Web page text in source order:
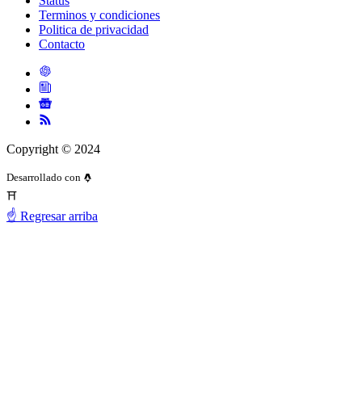
Terminos y condiciones
Politica de privacidad
Contacto
Copyright © 2024
Desarrollado con
⛩️
☝️ Regresar arriba